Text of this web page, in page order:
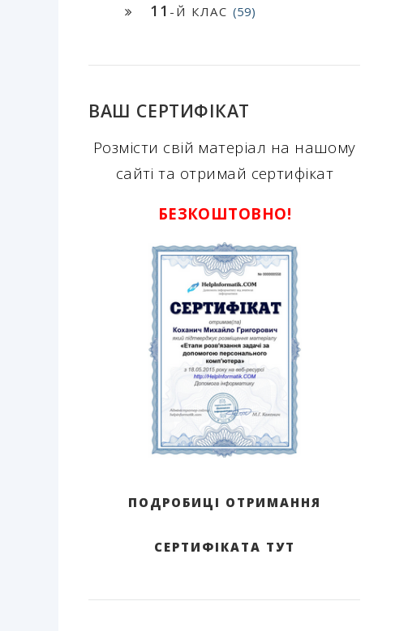
11 -Й КЛАС (59)
ВАШ СЕРТИФІКАТ
Розмісти свій матеріал на нашому
сайті та отримай сертифікат
БЕЗКОШТОВНО!
ПОДРОБИЦІ ОТРИМАННЯ
СЕРТИФІКАТА ТУТ